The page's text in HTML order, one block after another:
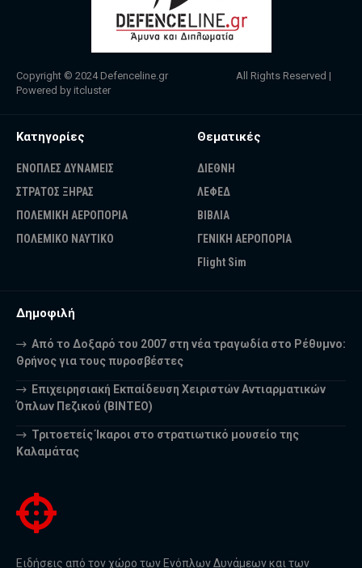
Copyright © 2024 Defenceline.gr All Rights Reserved |
Powered by itcluster
Κατηγορίες
ΕΝΟΠΛΕΣ ΔΥΝΑΜΕΙΣ
ΣΤΡΑΤΟΣ ΞΗΡΑΣ
ΠΟΛΕΜΙΚΗ ΑΕΡΟΠΟΡΙΑ
ΠΟΛΕΜΙΚΟ ΝΑΥΤΙΚΟ
Θεματικές
ΔΙΕΘΝΗ
ΛΕΦΕΔ
ΒΙΒΛΙΑ
ΓΕΝΙΚΗ ΑΕΡΟΠΟΡΙΑ
Flight Sim
Δημοφιλή
Από το Δοξαρό του 2007 στη νέα τραγωδία στο Ρέθυμνο:
Θρήνος για τους πυροσβέστες
Επιχειρησιακή Εκπαίδευση Χειριστών Αντιαρματικών
Όπλων Πεζικού (ΒΙΝΤΕΟ)
Τριτοετείς Ίκαροι στο στρατιωτικό μουσείο της
Καλαμάτας
Ειδήσεις από τον χώρο των Ενόπλων Δυνάμεων και των